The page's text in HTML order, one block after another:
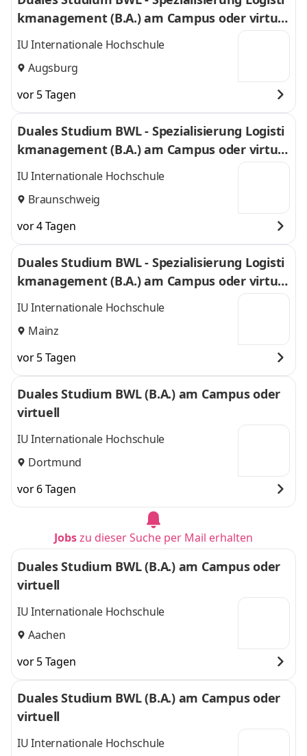
kmanagement (B.A.) am Campus oder virtuel
l
IU Internationale Hochschule
Augsburg
vor 5 Tagen
Duales Studium BWL - Spezialisierung Logisti
kmanagement (B.A.) am Campus oder virtuel
l
IU Internationale Hochschule
Braunschweig
vor 4 Tagen
Duales Studium BWL - Spezialisierung Logisti
kmanagement (B.A.) am Campus oder virtuel
l
IU Internationale Hochschule
Mainz
vor 5 Tagen
Duales Studium BWL (B.A.) am Campus oder
virtuell
IU Internationale Hochschule
Dortmund
vor 6 Tagen
Jobszu dieser Suche per Mail erhalten
Duales Studium BWL (B.A.) am Campus oder
virtuell
IU Internationale Hochschule
Aachen
vor 5 Tagen
Duales Studium BWL (B.A.) am Campus oder
virtuell
IU Internationale Hochschule